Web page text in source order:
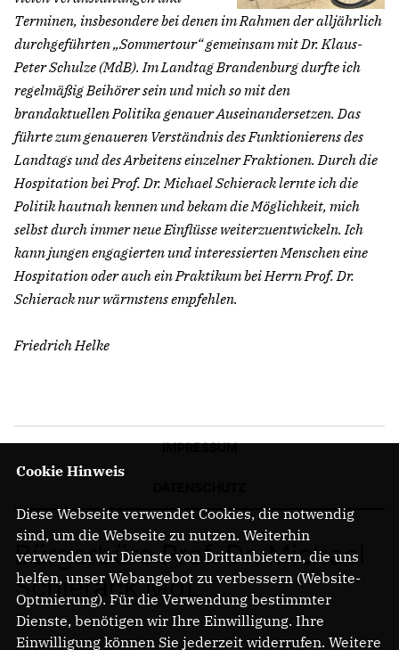
Terminen, insbesondere bei denen im Rahmen der alljährlich
durchgeführten „Sommertour“ gemeinsam mit Dr. Klaus-
Peter Schulze (MdB). Im Landtag Brandenburg durfte ich
regelmäßig Beihörer sein und mich so mit den
brandaktuellen Politika genauer Auseinandersetzen. Das
führte zum genaueren Verständnis des Funktionierens des
Landtags und des Arbeitens einzelner Fraktionen. Durch die
Hospitation bei Prof. Dr. Michael Schierack lernte ich die
Politik hautnah kennen und bekam die Möglichkeit, mich
selbst durch immer neue Einflüsse weiterzuentwickeln. Ich
kann jungen engagierten und interessierten Menschen eine
Hospitation oder auch ein Praktikum bei Herrn Prof. Dr.
Schierack nur wärmstens empfehlen.
Friedrich Helke
IMPRESSUM
Bürgerbüro Prof. Dr. Michael
Schierack MdL
Cookie Hinweis
Diese Webseite verwendet Cookies, die notwendig
sind, um die Webseite zu nutzen. Weiterhin
verwenden wir Dienste von Drittanbietern, die uns
helfen, unser Webangebot zu verbessern (Website-
Optmierung). Für die Verwendung bestimmter
Dienste, benötigen wir Ihre Einwilligung. Ihre
Einwilligung können Sie jederzeit widerrufen. Weitere